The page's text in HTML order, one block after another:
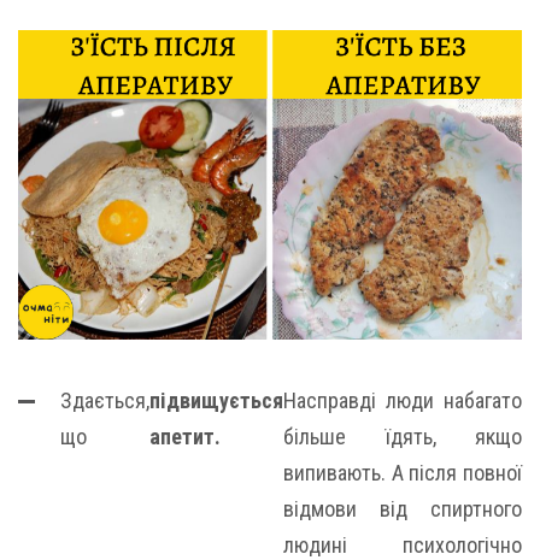
Здається,
що
підвищується
апетит.
Насправді люди набагато
більше їдять, якщо
випивають. А після повної
відмови від спиртного
людині психологічно